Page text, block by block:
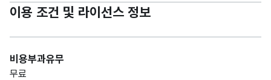
이용 조건 및 라이선스 정보
비용부과유무
무료